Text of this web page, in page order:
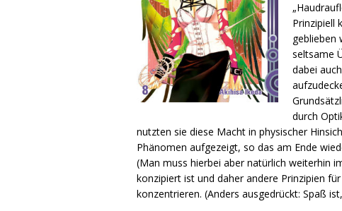
Prinzipiell
geblieben
seltsame
dabei
durch
nutzten sie diese Macht in physischer
Phänomen aufgezeigt, so das am Ende
(Man muss hierbei aber natürlich weiterhin
konzipiert ist und daher andere Prinzipien
konzentrieren. (Anders ausgedrückt: Spaß